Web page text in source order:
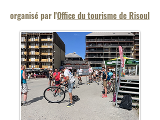
organisé par l'Office du tourisme de Risoul